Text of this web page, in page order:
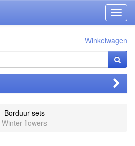
Winkelwagen
Borduur sets
flowers